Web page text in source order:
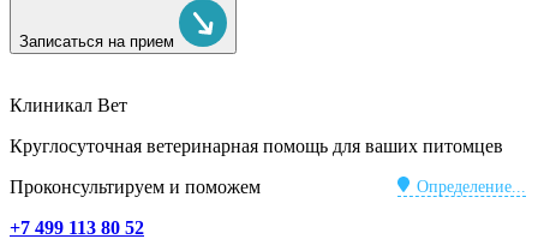
Записаться на прием
Клиникал Вет
Круглосуточная ветеринарная помощь для ваших питомцев
Определение...
Проконсультируем и поможем
+7 499 113 80 52